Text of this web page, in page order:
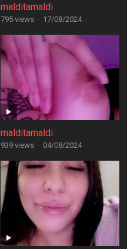
malditamaldi
795 views · 17/08/2024
malditamaldi
939 views · 04/08/2024